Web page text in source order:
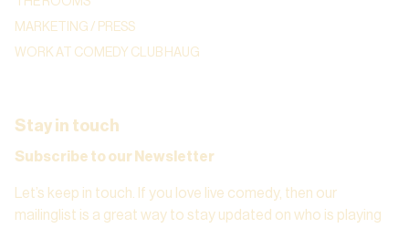
MARKETING / PRESS
WORK AT COMEDY CLUB HAUG
Stay in touch
Subscribe to our Newsletter
Let’s keep in touch. If you love live comedy, then our
mailinglist is a great way to stay updated on who is playing